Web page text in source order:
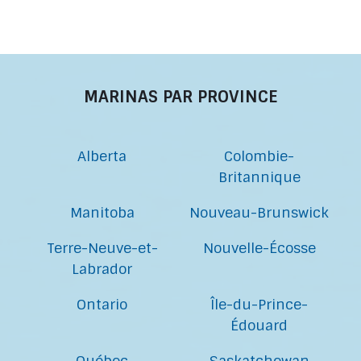
MARINAS PAR PROVINCE
Alberta
Colombie-
Britannique
Manitoba
Nouveau-Brunswick
Terre-Neuve-et-
Labrador
Nouvelle-Écosse
Ontario
Île-du-Prince-
Édouard